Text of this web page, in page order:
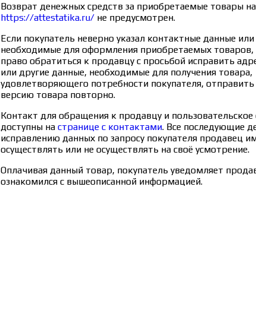
Возврат денежных средств за приобретаемые товары
https://attestatika.ru/ не предусмотрен.
Если покупатель неверно указал контактные данные
необходимые для оформления приобретаемых товаров,
право обратиться к продавцу с просьбой исправить
или другие данные, необходимые для получения товара,
удовлетворяющего потребности покупателя,
версию товара повторно.
Контакт для обращения к продавцу и пользовательское
доступны на странице с контактами. Все последующие
исправлению данных по запросу покупателя продавец
осуществлять или не осуществлять на своё усмотрение.
Оплачивая данный товар, покупатель уведомляет
ознакомился с вышеописанной информацией.